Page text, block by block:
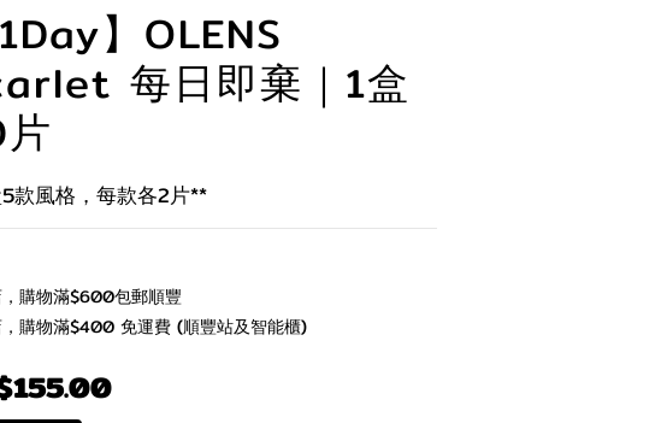
1Day】OLENS
每日即棄｜1盒
款風格，每款各2片**
購物滿$600包郵順豐
購物滿$400 免運費 (順豐站及智能櫃)